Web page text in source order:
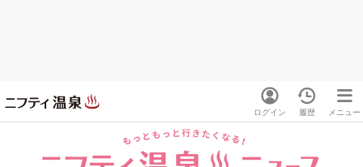
ログイン 履歴 メニュー